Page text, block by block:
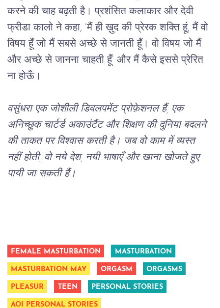
करने की चाह बढ़ती है। प्रशंसित कलाकार और देवी
फ्रीडा कालो ने कहा, ‘मैं ही ख़ुद की प्रेरक शक्ति हूं, मैं वो
विषय हूँ जो मैं सबसे अच्छे से जानती हूँ। वो विषय जो मैं
और अच्छे से जानना चाहती हूँ’ और मैं कैसे इससे प्रेरित
ना होऊँ।
वसुंधरा एक जोशीली डिवलपमेंट प्रोफ़ेशनल हैं, एक
अनिच्छुक चार्टर्ड अकाउंटैंट और शिक्षण की दुनिया बदलने
की ताकत पर विश्वास करती है। जब वो काम में व्यस्त
नहीं होती, वो नये देश, नयी भाषाएँ और खाना खोजते हुए
पायी जा सकती हैं।
FEMALE MASTURBATION MASTURBATION
MASTURBATION MAY ORGASM ORGASMS
PLEASUR TEEN PERSONAL STORIES
AOI PERSONAL STORIES